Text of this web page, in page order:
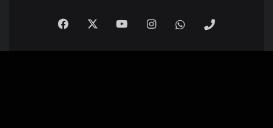
Facebook YouTubeInstagramWhatsappTelefon